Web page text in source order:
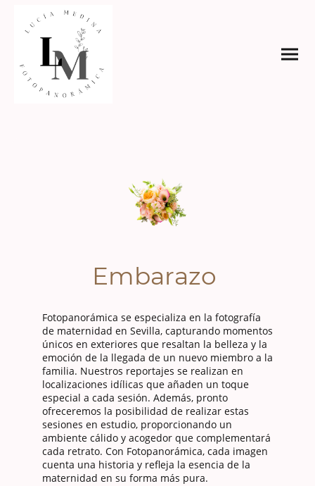
Embarazo
Fotopanorámica se especializa en la fotografía
de maternidad en Sevilla, capturando momentos
únicos en exteriores que resaltan la belleza y la
emoción de la llegada de un nuevo miembro a la
familia. Nuestros reportajes se realizan en
localizaciones idílicas que añaden un toque
especial a cada sesión. Además, pronto
ofreceremos la posibilidad de realizar estas
sesiones en estudio, proporcionando un
ambiente cálido y acogedor que complementará
cada retrato. Con Fotopanorámica, cada imagen
cuenta una historia y refleja la esencia de la
maternidad en su forma más pura.